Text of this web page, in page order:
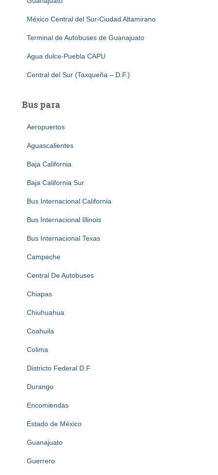
México Central del Sur-Ciudad Altamirano
Terminal de Autobuses de Guanajuato
Agua dulce-Puebla CAPU
Central del Sur (Taxqueña – D.F.)
Bus para
Aeropuertos
Aguascalientes
Baja California
Baja California Sur
Bus Internacional California
Bus Internacional Illinois
Bus Internacional Texas
Campeche
Central De Autobuses
Chiapas
Chiuhuahua
Coahuila
Colima
Districto Federal D.F
Durango
Encomiendas
Estado de México
Guanajuato
Guerrero